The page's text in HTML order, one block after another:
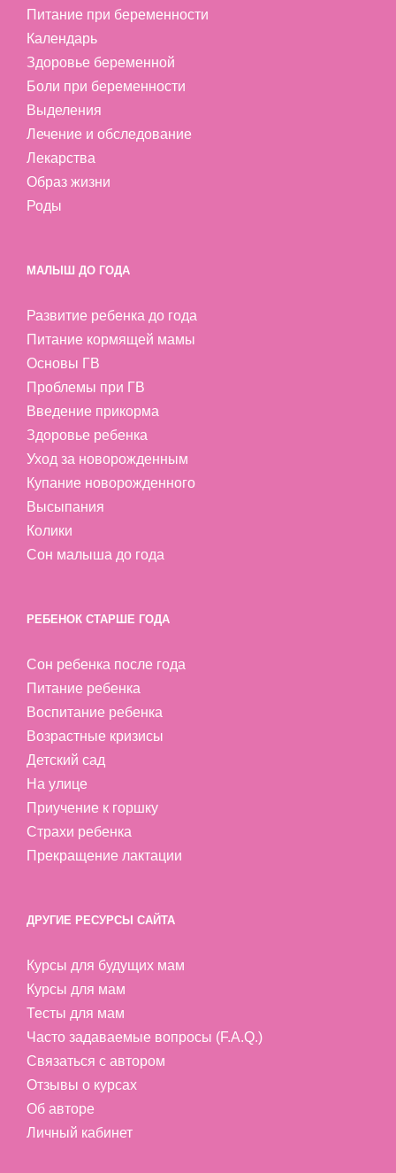
Питание при беременности
Календарь
Здоровье беременной
Боли при беременности
Выделения
Лечение и обследование
Лекарства
Образ жизни
Роды
МАЛЫШ ДО ГОДА
Развитие ребенка до года
Питание кормящей мамы
Основы ГВ
Проблемы при ГВ
Введение прикорма
Здоровье ребенка
Уход за новорожденным
Купание новорожденного
Высыпания
Колики
Сон малыша до года
РЕБЕНОК СТАРШЕ ГОДА
Сон ребенка после года
Питание ребенка
Воспитание ребенка
Возрастные кризисы
Детский сад
На улице
Приучение к горшку
Страхи ребенка
Прекращение лактации
ДРУГИЕ РЕСУРСЫ САЙТА
Курсы для будущих мам
Курсы для мам
Тесты для мам
Часто задаваемые вопросы (F.A.Q.)
Связаться с автором
Отзывы о курсах
Об авторе
Личный кабинет